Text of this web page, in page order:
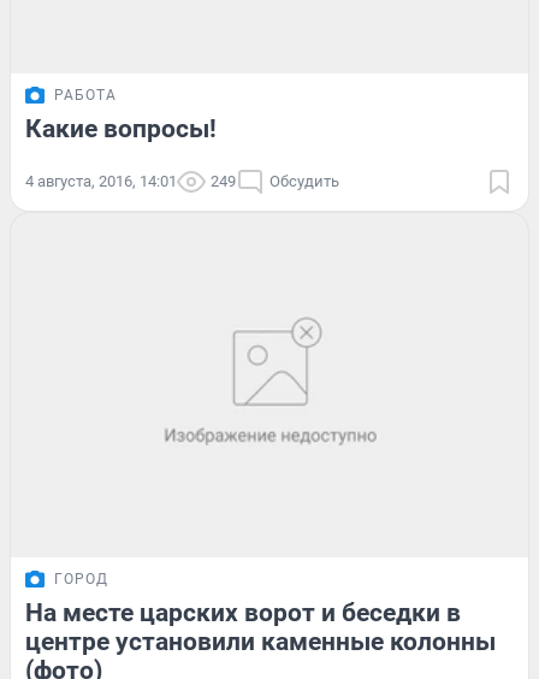
РАБОТА
Какие вопросы!
4 августа, 2016, 14:01 249 Обсудить
ГОРОД
На месте царских ворот и беседки в
центре установили каменные колонны
(фото)